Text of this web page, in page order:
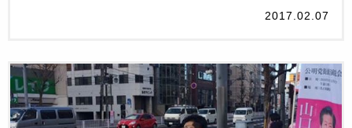
2017.02.07